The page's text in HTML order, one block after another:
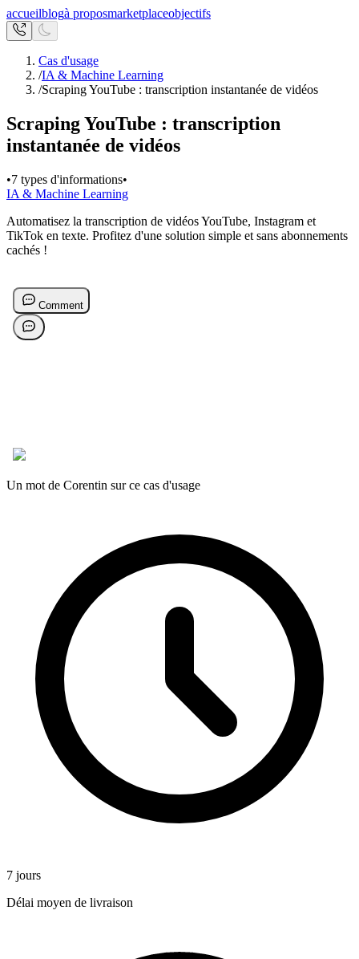
accueilblogà proposmarketplaceobjectifs
Cas d'usage
/IA & Machine Learning
/Scraping YouTube : transcription instantanée de vidéos
Scraping YouTube : transcription
instantanée de vidéos
•7 types d'informations•
IA & Machine Learning
Automatisez la transcription de vidéos YouTube, Instagram et
TikTok en texte. Profitez d'une solution simple et sans abonnements
cachés !
Un mot de Corentin sur ce cas d'usage
7 jours
Délai moyen de livraison